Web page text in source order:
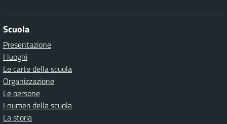
Scuola
Presentazione
I luoghi
Le carte della scuola
Organizzazione
Le persone
I numeri della scuola
La storia